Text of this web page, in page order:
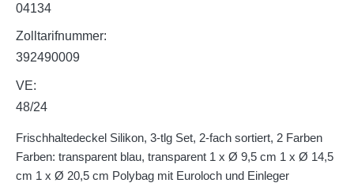
04134
Zolltarifnummer:
392490009
VE:
48/24
Frischhaltedeckel Silikon, 3-tlg Set, 2-fach sortiert, 2 Farben
Farben: transparent blau, transparent 1 x Ø 9,5 cm 1 x Ø 14,5
cm 1 x Ø 20,5 cm Polybag mit Euroloch und Einleger